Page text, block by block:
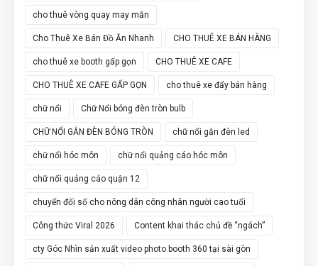
cho thuê vòng quay may mắn
Cho Thuê Xe Bán Đồ Ăn Nhanh CHO THUÊ XE BÁN HÀNG
cho thuê xe booth gấp gọn CHO THUÊ XE CAFE
CHO THUÊ XE CAFE GẤP GỌN cho thuê xe đẩy bán hàng
chữ nổi Chữ Nổi bóng đèn tròn bulb
CHỮ NỔI GẮN ĐÈN BÓNG TRÒN chữ nổi gắn đèn led
chữ nổi hóc môn chữ nổi quảng cáo hóc môn
chữ nổi quảng cáo quận 12
chuyển đổi số cho nông dân công nhân người cao tuổi
Công thức Viral 2026 Content khai thác chủ đề “ngách”
cty Góc Nhìn sản xuất video photo booth 360 tại sài gòn